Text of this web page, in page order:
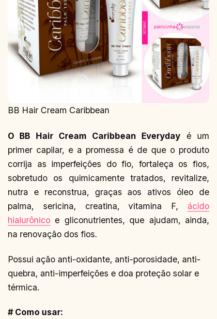
BB Hair Cream Caribbean
O BB Hair Cream Caribbean Everyday é um
primer capilar, e a promessa é de que o produto
corrija as imperfeições do fio, fortaleça os fios,
sobretudo os quimicamente tratados, revitalize,
nutra e reconstrua, graças aos ativos óleo de
palma, sericina, creatina, vitamina F, ácido
hialurônico e gliconutrientes, que ajudam, ainda,
na renovação dos fios.
Possui ação anti-oxidante, anti-porosidade, anti-
quebra, anti-imperfeições e doa proteção solar e
térmica.
# Como usar: